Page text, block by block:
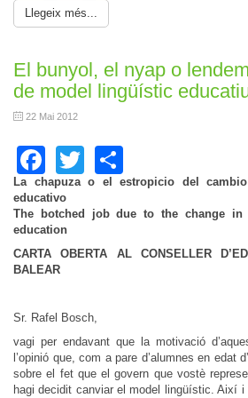
Llegeix més...
El bunyol, el nyap o
de model lingüístic
22 Mai 2012
Facebook
Twitter
La chapuza o el estropicio del
educativo
The botched job due to the change
education
CARTA OBERTA AL CONSELLER
BALEAR
Sr. Rafel Bosch,
vagi per endavant que la motivació
l’opinió que, com a pare d’alumnes en edat
sobre el fet que el govern que vostè
hagi decidit canviar el model lingüístic. Així